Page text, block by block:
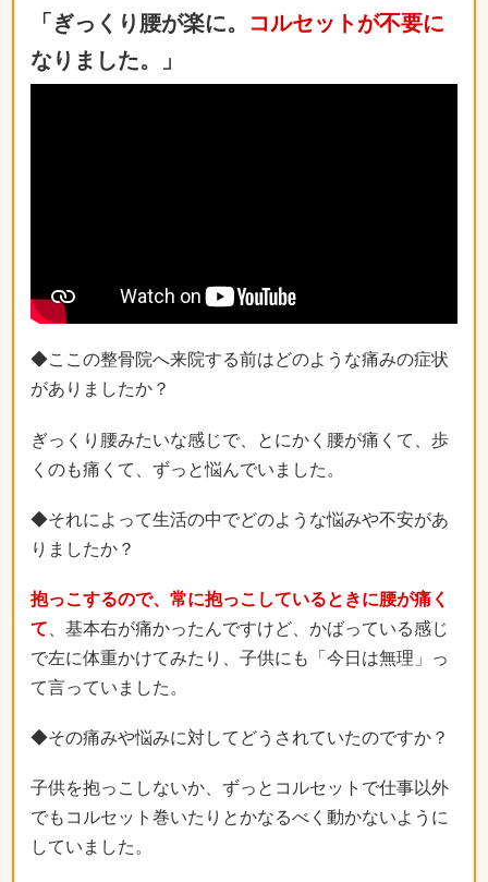
「ぎっくり腰が楽に。
コルセットが不要に
なりました。」
◆ここの整骨院へ来院する前はどのような痛みの症状
がありましたか？
ぎっくり腰みたいな感じで、とにかく腰が痛くて、歩
くのも痛くて、ずっと悩んでいました。
◆それによって生活の中でどのような悩みや不安があ
りましたか？
抱っこするので、常に抱っこしているときに腰が痛く
て 、基本右が痛かったんですけど、かばっている感じ
で左に体重かけてみたり、子供にも「今日は無理」っ
て言っていました。
◆その痛みや悩みに対してどうされていたのですか？
子供を抱っこしないか、ずっとコルセットで仕事以外
でもコルセット巻いたりとかなるべく動かないように
していました。